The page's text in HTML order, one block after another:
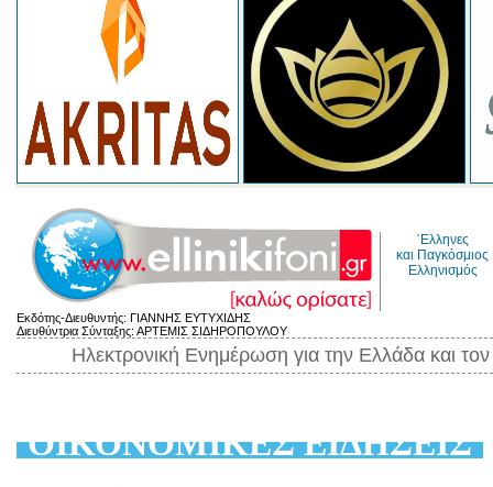
΄Ελληνες
και Παγκόσμιος
Ελληνισμός
Εκδότης-Διευθυντής: ΓΙΑΝΝΗΣ ΕΥΤΥΧΙΔΗΣ
Διευθύντρια Σύνταξης: ΑΡΤΕΜΙΣ ΣΙΔΗΡΟΠΟΥΛΟΥ
Ηλεκτρονική Ενημέρωση για την Ελλάδα και
ΟΙΚΟΝΟΜΙΚΕΣ ΕΙΔΗΣΕΙΣ